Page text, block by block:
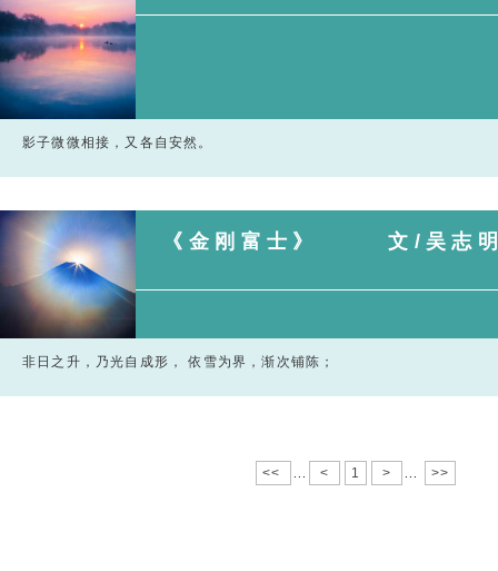
影子微微相接，又各自安然。
《金刚富士》 文/吴志
非日之升，乃光自成形， 依雪为界，渐次铺陈；
<< < 1 > >>